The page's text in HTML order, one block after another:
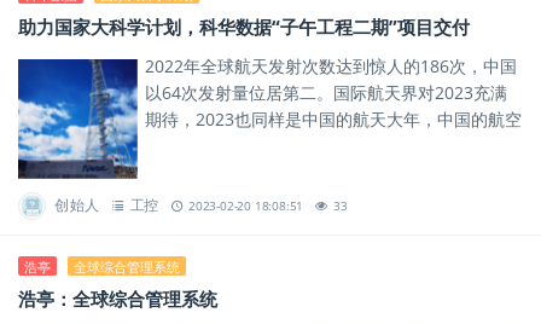
助力国家大科学计划，科华数据“子午工程二期”项目交付
2022年全球航天发射次数达到惊人的186次，中国
以64次发射量位居第二。国际航天界对2023充满
期待，2023也同样是中国的航天大年，中国的航空
创始人 工控 2023-02-20 18:08:51 33
浩亭 全球综合管理系统
浩亭：全球综合管理系统